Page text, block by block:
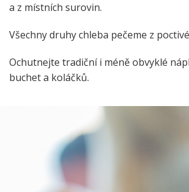
a z místních surovin.
Všechny druhy chleba pečeme z
Ochutnejte tradiční i méně obvyklé
buchet a koláčků.